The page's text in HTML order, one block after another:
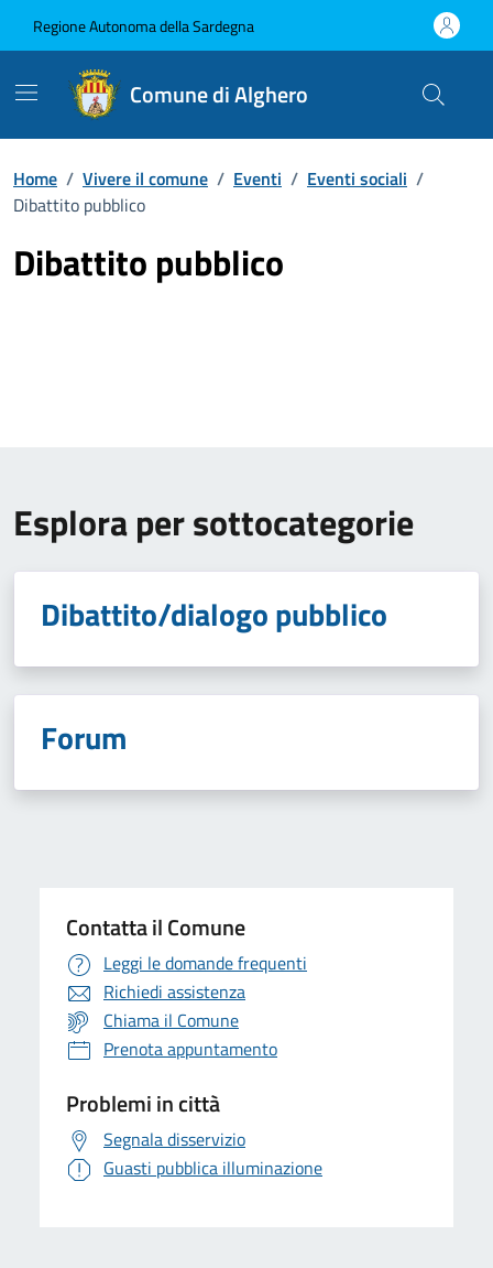
Regione Autonoma della Sardegna
Comune di Alghero
Home / Vivere il comune / Eventi / Eventi sociali /
Dibattito pubblico
Dibattito pubblico
Esplora per sottocategorie
Dibattito/dialogo pubblico
Forum
Contatta il Comune
Leggi le domande frequenti
Richiedi assistenza
Chiama il Comune
Prenota appuntamento
Problemi in città
Segnala disservizio
Guasti pubblica illuminazione